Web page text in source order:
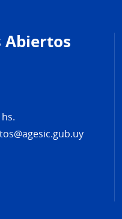
Abiertos